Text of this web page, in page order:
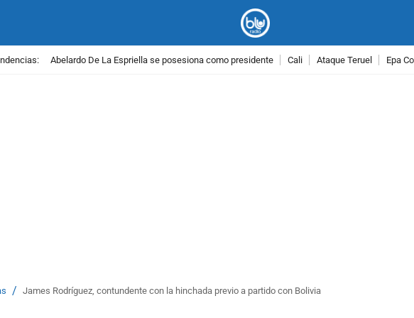
Abelardo De La Espriella se posesiona como presidente Cali Ataque Teruel Epa
/ James Rodríguez, contundente con la hinchada previo a partido con Bolivia